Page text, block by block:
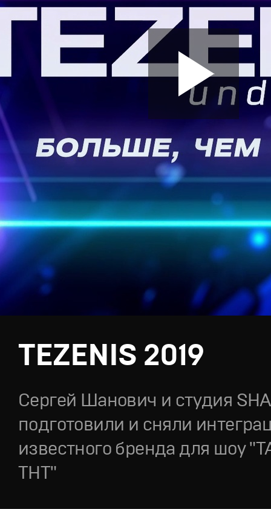
TEZENIS 2019
Сергей Шанович и студия
подготовили и сняли
известного бренда для шоу
ТНТ"